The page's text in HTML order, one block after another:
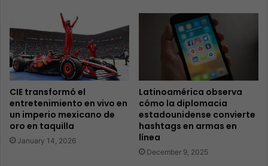
CIE transformó el
entretenimiento en vivo en
un imperio mexicano de
oro en taquilla
January 14, 2026
Latinoamérica observa
cómo la diplomacia
estadounidense convierte
hashtags en armas en
línea
December 9, 2025